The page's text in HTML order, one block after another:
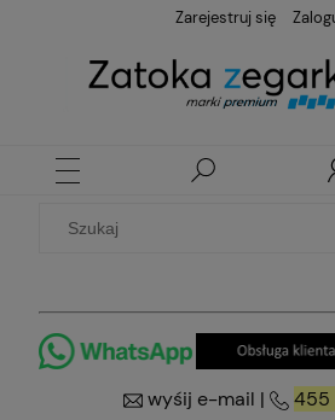
Zarejestruj się
wyśij e-mail | 455